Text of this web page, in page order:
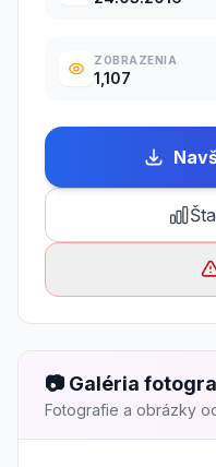
ZOBRAZENIA
1,107
📷 Galéria
Fotografie a obrázky